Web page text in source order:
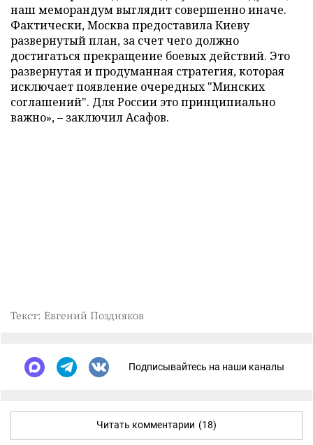
наш меморандум выглядит совершенно иначе.
Фактически, Москва предоставила Киеву
развернутый план, за счет чего должно
достигаться прекращение боевых действий. Это
развернутая и продуманная стратегия, которая
исключает появление очередных "Минских
соглашений". Для России это принципиально
важно», – заключил Асафов.
Текст: Евгений Поздняков
Подписывайтесь на наши каналы
Читать комментарии (18)